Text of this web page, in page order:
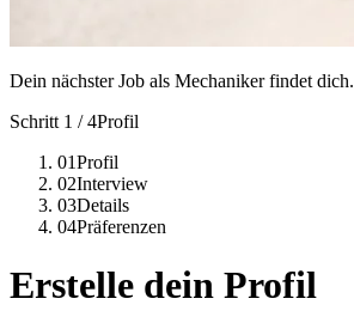
Dein nächster Job als Mechaniker findet dich.
Schritt 1 / 4Profil
01Profil
02Interview
03Details
04Präferenzen
Erstelle dein Profil